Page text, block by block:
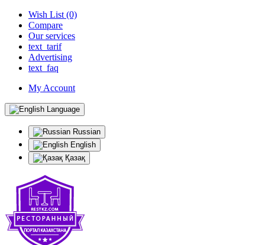
Wish List (0)
Compare
Our services
text_tarif
Advertising
text_faq
My Account
Language
Russian
English
Қазақ